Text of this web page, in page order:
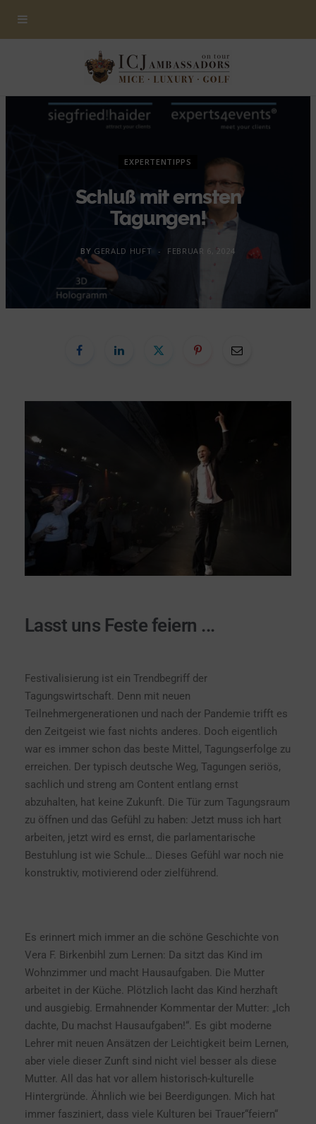
EXPERTENTIPPS
Schluß mit ernsten
Tagungen!
BY GERALD HUFT FEBRUAR 6, 2024
Lasst uns Feste feiern ...
Festivalisierung ist ein Trendbegriff der
Tagungswirtschaft. Denn mit neuen
Teilnehmergenerationen und nach der Pandemie trifft es
den Zeitgeist wie fast nichts anderes. Doch eigentlich
war es immer schon das beste Mittel, Tagungserfolge zu
erreichen. Der typisch deutsche Weg, Tagungen seriös,
sachlich und streng am Content entlang ernst
abzuhalten, hat keine Zukunft. Die Tür zum Tagungsraum
zu öffnen und das Gefühl zu haben: Jetzt muss ich hart
arbeiten, jetzt wird es ernst, die parlamentarische
Bestuhlung ist wie Schule… Dieses Gefühl war noch nie
konstruktiv, motivierend oder zielführend.
Es erinnert mich immer an die schöne Geschichte von
Vera F. Birkenbihl zum Lernen: Da sitzt das Kind im
Wohnzimmer und macht Hausaufgaben. Die Mutter
arbeitet in der Küche. Plötzlich lacht das Kind herzhaft
und ausgiebig. Ermahnender Kommentar der Mutter: „Ich
dachte, Du machst Hausaufgaben!“. Es gibt moderne
Lehrer mit neuen Ansätzen der Leichtigkeit beim Lernen,
aber viele dieser Zunft sind nicht viel besser als diese
Mutter. All das hat vor allem historisch-kulturelle
Hintergründe. Ähnlich wie bei Beerdigungen. Mich hat
immer fasziniert, dass viele Kulturen bei Trauer“feiern“